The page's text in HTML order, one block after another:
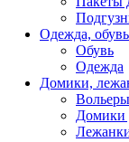
Одежда, обувь
Обувь
Одежда
Домики,
Домики